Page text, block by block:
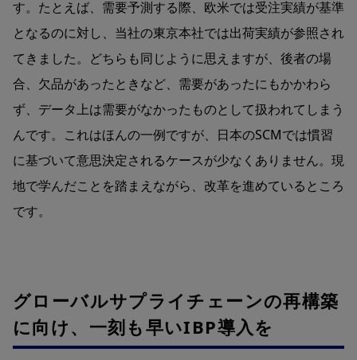
す。たとえば、需要予測する際、欧米では受注実績が基準
となるのに対し、当社の東京本社では出荷実績が参照され
てきました。どちらも同じように思えますが、後者の場
合、欠品があったときなど、需要があったにもかかわら
ず、データ上は需要がなかったものとして扱われてしまう
んです。これはほんの一例ですが、日本のSCMでは慣習
に基づいて意思決定されるケースが少なくありません。現
地で学んだことを踏まえながら、改革を進めているところ
です。
グローバルサプライチェーンの再構築
に向け、一刻も早いIBP導入を